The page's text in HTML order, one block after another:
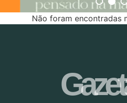
Não foram encontradas